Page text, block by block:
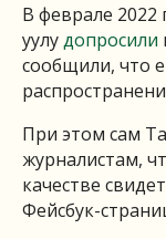
В феврале 2022
уулудопросили
сообщили, что
При этом сам
журналистам,
качестве
Фейсбук-